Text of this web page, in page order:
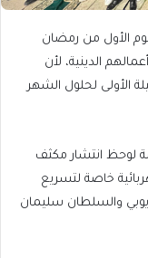
الأول من رمضان
الدينية، لأن
الأولى لحلول الشهر
لوحظ انتشار مكثف
خاصة لتسريع
والسلطان سليمان